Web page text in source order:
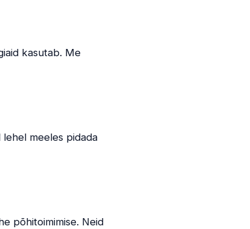
kasutab. Me
meeles pidada
põhitoimimise. Neid